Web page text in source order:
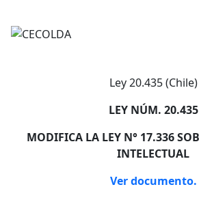
Ley 20.435 (Chile)
LEY NÚM. 20.435
MODIFICA LA LEY N° 17.336
INTELECTUAL
Ver documento.